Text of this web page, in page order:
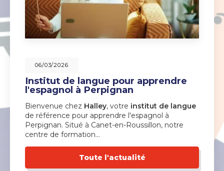
06/03/2026
Institut de langue pour apprendre
l'espagnol à Perpignan
Bienvenue chez Halley, votre institut de langue
de référence pour apprendre l'espagnol à
Perpignan. Situé à Canet-en-Roussillon, notre
centre de formation…
Toute l'actualité